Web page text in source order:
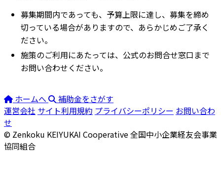
募集期間内であっても、予算上限に達し、募集を締め
切っている場合がありますので、あらかじめご了承く
ださい。
施策のご利用にあたっては、公式のお問合せ窓口まで
お問い合わせください。
ホームへ
補助金をさがす
運営会社 サイト利用規約 プライバシーポリシー お問い合わ
せ
© Zenkoku KEIYUKAI Cooperative全国中小企業経友会事業
協同組合